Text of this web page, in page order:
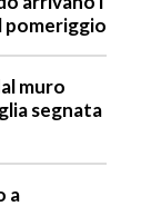
pomeriggio
muro
segnata
a